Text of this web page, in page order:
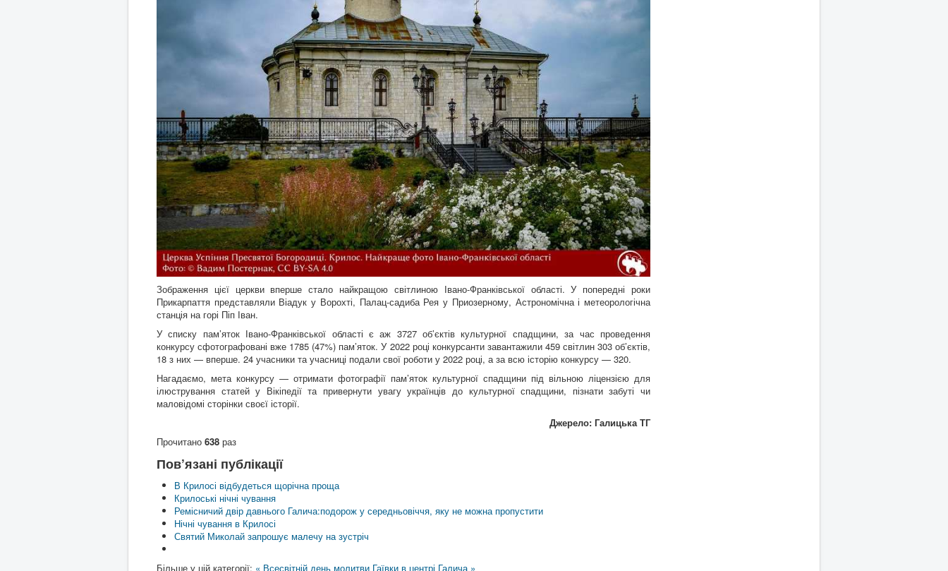
Зображення цієї церкви вперше стало найкращою світлиною Івано-Франківської області. У попередні роки
Прикарпаття представляли Віадук у Ворохті, Палац-садиба Рея у Приозерному, Астрономічна і метеорологічна
станція на горі Піп Іван.
У списку пам’яток Івано-Франківської області є аж 3727 об’єктів культурної спадщини, за час проведення
конкурсу сфотографовані вже 1785 (47%) пам’яток. У 2022 році конкурсанти завантажили 459 світлин 303 об’єктів,
18 з них — вперше. 24 учасники та учасниці подали свої роботи у 2022 році, а за всю історію конкурсу — 320.
Нагадаємо, мета конкурсу — отримати фотографії пам’яток культурної спадщини під вільною ліцензією для
ілюстрування статей у Вікіпедії та привернути увагу українців до культурної спадщини, пізнати забуті чи
маловідомі сторінки своєї історії.
Джерело: Галицька ТГ
Прочитано 638 раз
Пов’язані публікації
В Крилосі відбудеться щорічна проща
Крилоські нічні чування
Ремісничий двір давнього Галича:подорож у середньовіччя, яку не можна пропустити
Нічні чування в Крилосі
Святий Миколай запрошує малечу на зустріч
Більше у цій категорії: « Всесвітній день молитви Гаївки в центрі Галича »